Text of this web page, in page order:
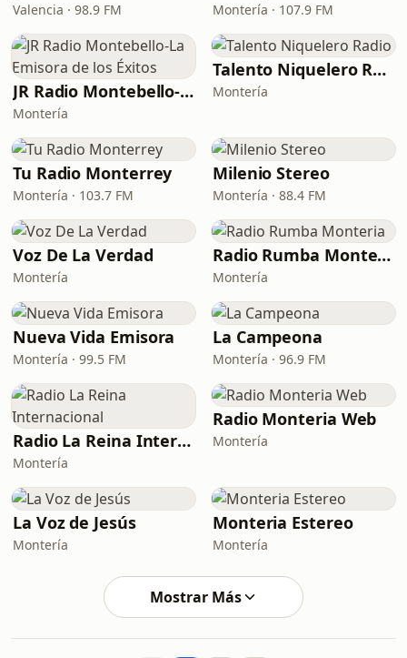
Valencia · 98.9 FM Montería · 107.9 FM
JR Radio Montebello-La Emisora de los Éxitos
Montería
Talento Niquelero Radio
Montería
Tu Radio Monterrey
Montería · 103.7 FM
Milenio Stereo
Montería · 88.4 FM
Voz De La Verdad
Montería
Radio Rumba Monteria
Montería
Nueva Vida Emisora
Montería · 99.5 FM
La Campeona
Montería · 96.9 FM
Radio La Reina Internacional
Montería
Radio Monteria Web
Montería
La Voz de Jesús
Montería
Monteria Estereo
Montería
Mostrar Más